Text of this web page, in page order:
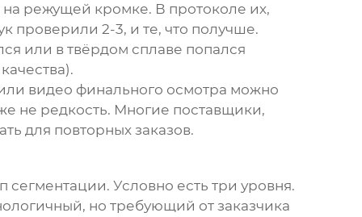
режущей кромке. В протоколе их,
проверили 2-3, и те, что получше.
или в твёрдом сплаве попался
видео финального осмотра можно
не редкость. Многие поставщики,
для повторных заказов.
сегментации. Условно есть три уровня.
но требующий от заказчика